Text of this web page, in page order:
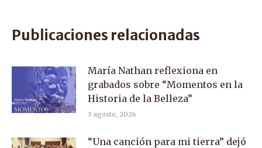
Publicaciones relacionadas
María Nathan reflexiona en
grabados sobre “Momentos en la
Historia de la Belleza”
3 agosto, 2026
“Una canción para mi tierra” dejó